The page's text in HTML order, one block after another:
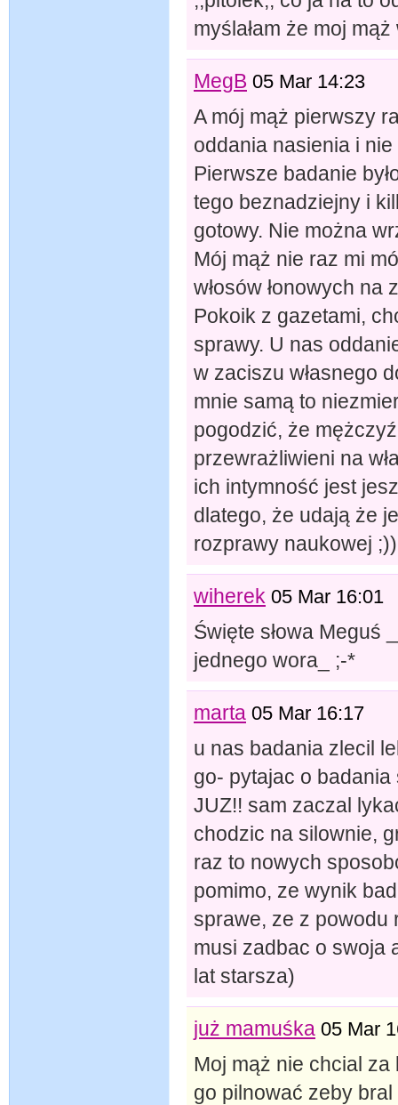
myślałam że moj
MegB 05 Mar 14:23
A mój mąż pierwszy
oddania nasienia i
Pierwsze badanie
tego beznadziejny i
gotowy. Nie można
Mój mąż nie raz mi
włosów łonowych
Pokoik z gazetami,
sprawy. U nas
w zaciszu własnego
mnie samą to
pogodzić, że
przewrażliwieni na
ich intymność jest
dlatego, że udają że
rozprawy naukowej ;))
wiherek 05 Mar 16:01
Święte słowa Meguś
jednego wora_ ;-*
marta 05 Mar 16:17
u nas badania zlecil
go- pytajac o
JUZ!! sam zaczal
chodzic na silownie,
raz to nowych
pomimo, ze wynik
sprawe, ze z powodu
musi zadbac o swoja
lat starsza)
już mamuśka 05 Mar
Moj mąż nie chcial za
go pilnować zeby